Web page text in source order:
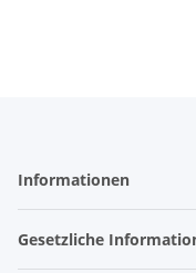
Informationen
Gesetzliche